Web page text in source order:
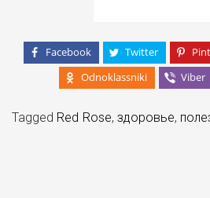
Facebook Twitter
Odnoklassniki
Viber
Tagged Red Rose, здоровье,